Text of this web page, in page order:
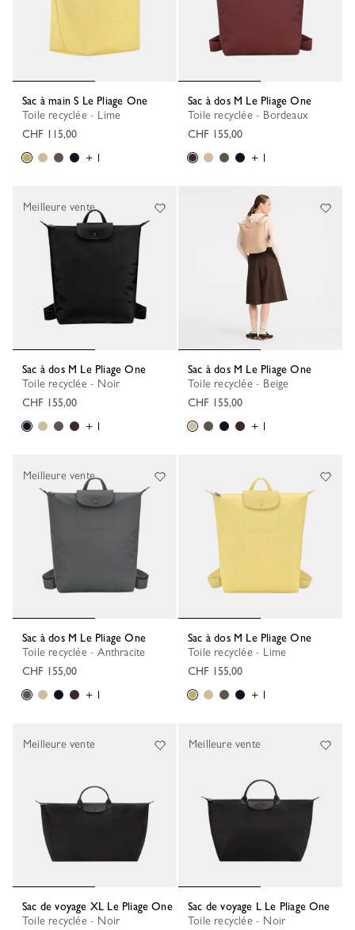
Sac à main S Le Pliage One
Toile recyclée - Lime
CHF 115,00
+ 1
Sac à dos M Le Pliage One
Toile recyclée - Bordeaux
CHF 155,00
+ 1
Sac à dos M Le Pliage One
Toile recyclée - Noir
CHF 155,00
+ 1
Meilleure vente
Sac à dos M Le Pliage One
Toile recyclée - Beige
CHF 155,00
+ 1
Sac à dos M Le Pliage One
Toile recyclée - Anthracite
CHF 155,00
+ 1
Meilleure vente
Sac à dos M Le Pliage One
Toile recyclée - Lime
CHF 155,00
+ 1
Sac de voyage XL Le Pliage One
Toile recyclée - Noir
Meilleure vente
Sac de voyage L Le Pliage One
Toile recyclée - Noir
Meilleure vente